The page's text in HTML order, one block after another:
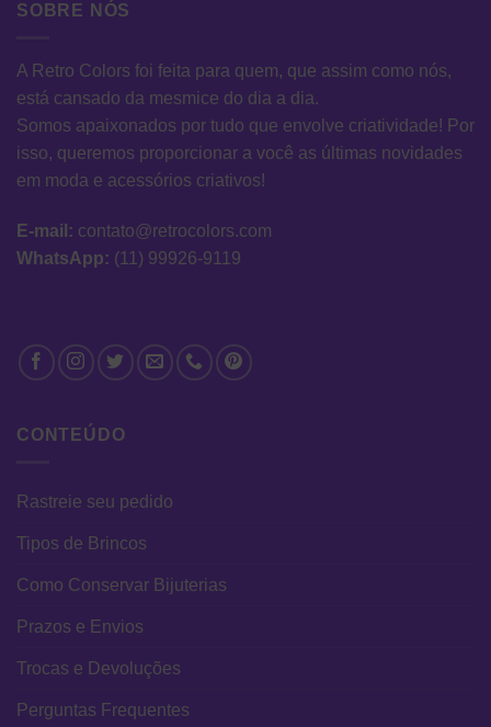
SOBRE NÓS
A Retro Colors foi feita para quem, que assim como nós,
está cansado da mesmice do dia a dia.
Somos apaixonados por tudo que envolve criatividade! Por
isso, queremos proporcionar a você as últimas novidades
em moda e acessórios criativos!
E-mail: contato@retrocolors.com
WhatsApp: (11) 99926-9119
CONTEÚDO
Rastreie seu pedido
Tipos de Brincos
Como Conservar Bijuterias
Prazos e Envios
Trocas e Devoluções
Perguntas Frequentes